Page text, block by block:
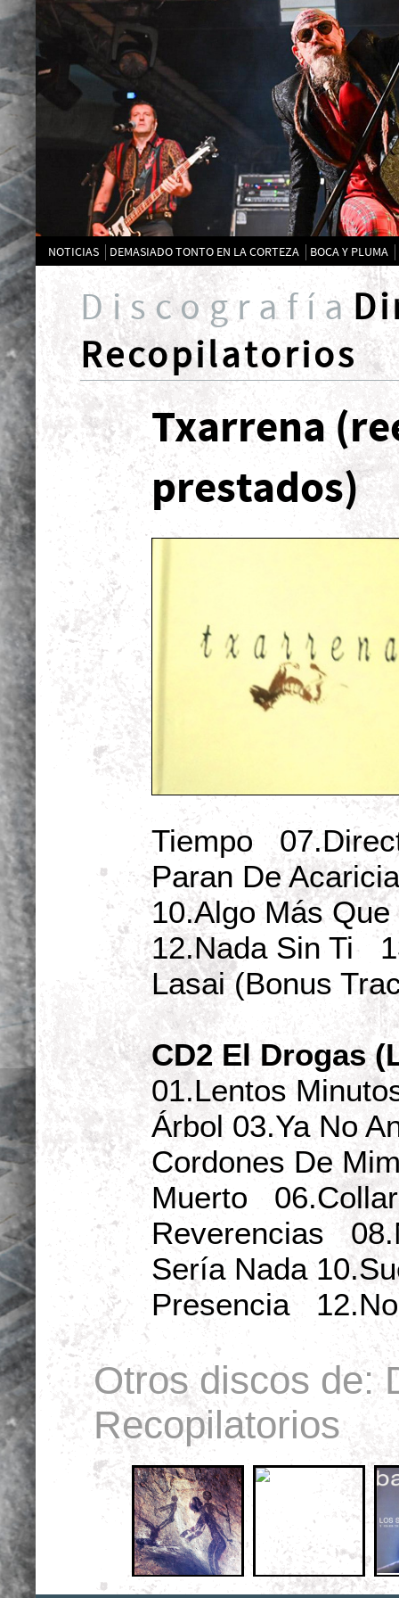
NOTICIAS DEMASIADO TONTO EN LA CORTEZA BOCA Y PLUMA
Discografía
Recopilatorios
Txarrena
prestados)
Tiempo
Paran De
10.Algo Más
12.Nada Sin Ti
Lasai (Bonus
CD2 El Drogas
01.Lentos
Árbol 03.Ya No
Cordones De
Muerto
Reverencias
Sería Nada
Presencia
Otros discos de:
Recopilatorios